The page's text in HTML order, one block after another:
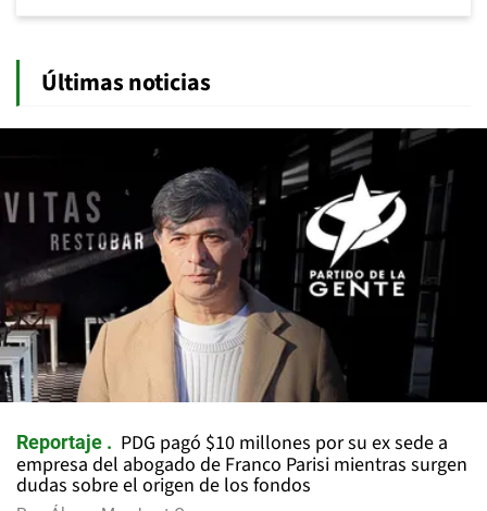
Últimas noticias
Reportaje
PDG pagó $10 millones por su ex sede a
empresa del abogado de Franco Parisi mientras surgen
dudas sobre el origen de los fondos